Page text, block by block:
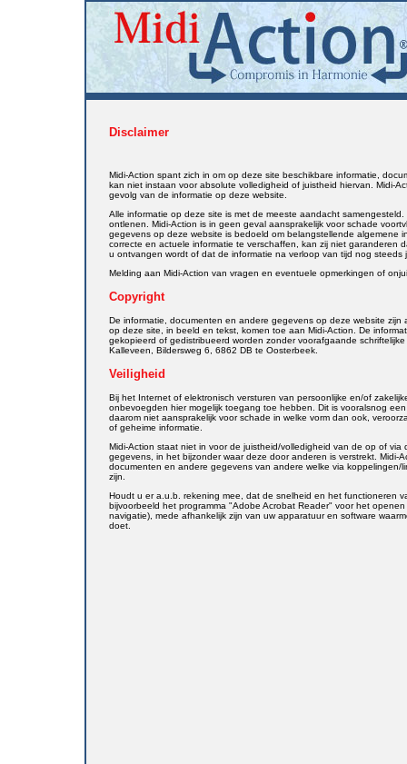
Disclaimer
Midi-Action spant zich in om op deze site beschikbare informatie,
kan niet instaan voor absolute volledigheid of juistheid hiervan. Midi-
gevolg van de informatie op deze website.
Alle informatie op deze site is met de meeste aandacht
ontlenen. Midi-Action is in geen geval aansprakelijk voor schade
gegevens op deze website is bedoeld om belangstellende algemene
correcte en actuele informatie te verschaffen, kan zij niet garanderen
u ontvangen wordt of dat de informatie na verloop van tijd nog steeds
Melding aan Midi-Action van vragen en eventuele opmerkingen of
Copyright
De informatie, documenten en andere gegevens op deze website
op deze site, in beeld en tekst, komen toe aan Midi-Action. De
gekopieerd of gedistribueerd worden zonder voorafgaande
Kalleveen, Bildersweg 6, 6862 DB te Oosterbeek.
Veiligheid
Bij het Internet of elektronisch versturen van persoonlijke en/of
onbevoegden hier mogelijk toegang toe hebben. Dit is vooralsnog
daarom niet aansprakelijk voor schade in welke vorm dan ook,
of geheime informatie.
Midi-Action staat niet in voor de juistheid/volledigheid van de op of
gegevens, in het bijzonder waar deze door anderen is verstrekt. Midi-
documenten en andere gegevens van andere welke via
zijn.
Houdt u er a.u.b. rekening mee, dat de snelheid en het functioneren
bijvoorbeeld het programma "Adobe Acrobat Reader" voor het
navigatie), mede afhankelijk zijn van uw apparatuur en software
doet.